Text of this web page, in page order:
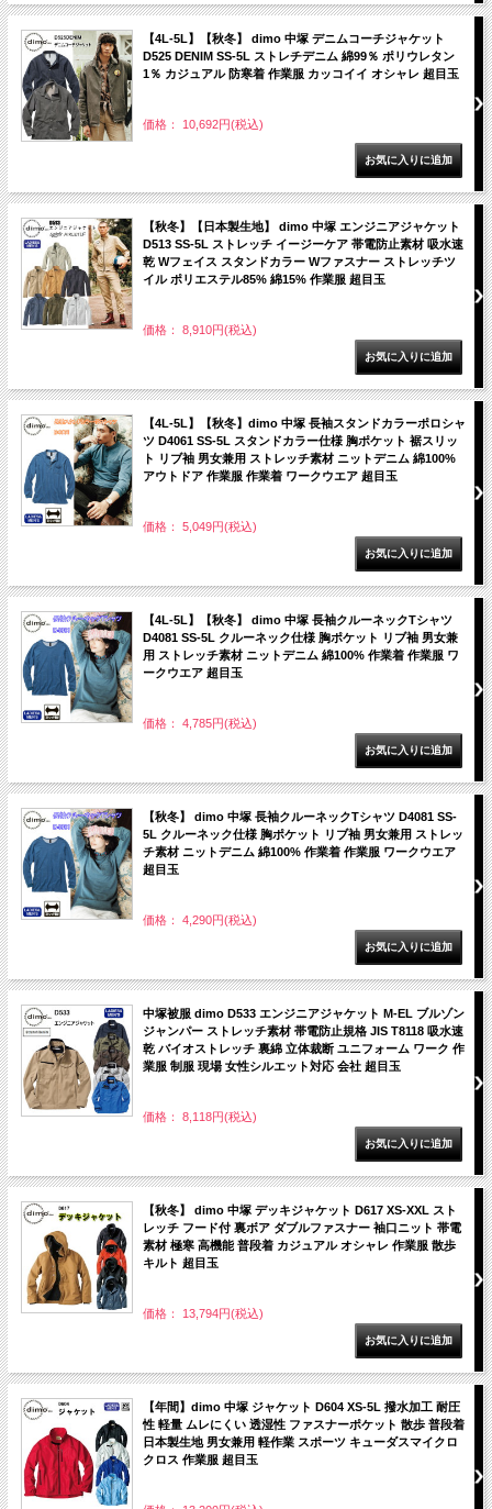
【4L-5L】【秋冬】 dimo 中塚 デニムコーチジャケット
D525 DENIM SS-5L ストレチデニム 綿99％ ポリウレタン
1％ カジュアル 防寒着 作業服 カッコイイ オシャレ 超目玉
価格： 10,692円(税込)
【秋冬】【日本製生地】 dimo 中塚 エンジニアジャケット
D513 SS-5L ストレッチ イージーケア 帯電防止素材 吸水速
乾 Wフェイス スタンドカラー Wファスナー ストレッチツ
イル ポリエステル85% 綿15% 作業服 超目玉
価格： 8,910円(税込)
【4L-5L】【秋冬】dimo 中塚 長袖スタンドカラーポロシャ
ツ D4061 SS-5L スタンドカラー仕様 胸ポケット 裾スリッ
ト リブ袖 男女兼用 ストレッチ素材 ニットデニム 綿100%
アウトドア 作業服 作業着 ワークウエア 超目玉
価格： 5,049円(税込)
【4L-5L】【秋冬】 dimo 中塚 長袖クルーネックTシャツ
D4081 SS-5L クルーネック仕様 胸ポケット リブ袖 男女兼
用 ストレッチ素材 ニットデニム 綿100% 作業着 作業服 ワ
ークウエア 超目玉
価格： 4,785円(税込)
【秋冬】 dimo 中塚 長袖クルーネックTシャツ D4081 SS-
5L クルーネック仕様 胸ポケット リブ袖 男女兼用 ストレッ
チ素材 ニットデニム 綿100% 作業着 作業服 ワークウエア
超目玉
価格： 4,290円(税込)
中塚被服 dimo D533 エンジニアジャケット M-EL ブルゾン
ジャンパー ストレッチ素材 帯電防止規格 JIS T8118 吸水速
乾 バイオストレッチ 裏綿 立体裁断 ユニフォーム ワーク 作
業服 制服 現場 女性シルエット対応 会社 超目玉
価格： 8,118円(税込)
【秋冬】 dimo 中塚 デッキジャケット D617 XS-XXL スト
レッチ フード付 裏ボア ダブルファスナー 袖口ニット 帯電
素材 極寒 高機能 普段着 カジュアル オシャレ 作業服 散歩
キルト 超目玉
価格： 13,794円(税込)
【年間】dimo 中塚 ジャケット D604 XS-5L 撥水加工 耐圧
性 軽量 ムレにくい 透湿性 ファスナーポケット 散歩 普段着
日本製生地 男女兼用 軽作業 スポーツ キューダスマイクロ
クロス 作業服 超目玉